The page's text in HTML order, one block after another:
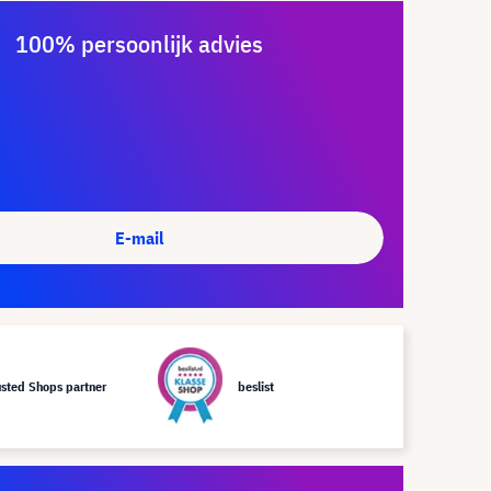
100% persoonlijk advies
E-mail
Shops partner beslist